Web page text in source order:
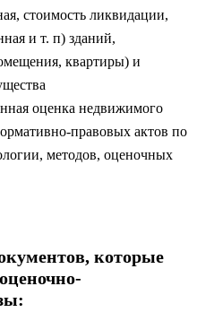
стоимость ликвидации,
и т. п) зданий,
квартиры) и
оценка недвижимого
правовых актов по
методов, оценочных
которые